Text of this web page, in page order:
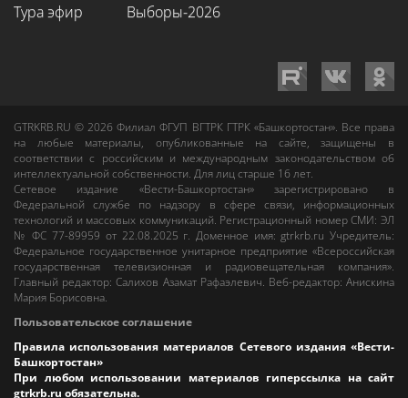
Тура эфир Выборы-2026
GTRKRB.RU © 2026Филиал ФГУП ВГТРК ГТРК «Башкортостан». Все права
на любые материалы, опубликованные на сайте, защищены в
соответствии с российским и международным законодательством об
интеллектуальной собственности. Для лиц старше 16 лет.
Сетевое издание «Вести-Башкортостан»зарегистрировано в
Федеральной службе по надзору в сфере связи, информационных
технологий и массовых коммуникаций. Регистрационный номер СМИ: ЭЛ
№ ФС 77-89959 от 22.08.2025 г. Доменное имя:gtrkrb.ru Учредитель:
Федеральное государственное унитарное предприятие «Всероссийская
государственная телевизионная и радиовещательная компания».
Главный редактор:Салихов Азамат Рафаэлевич. Веб-редактор:Анискина
Мария Борисовна.
Пользовательское соглашение
Правила использования материалов Сетевого издания «Вести-
Башкортостан»
При любом использовании материалов гиперссылка на сайт
gtrkrb.ru обязательна.